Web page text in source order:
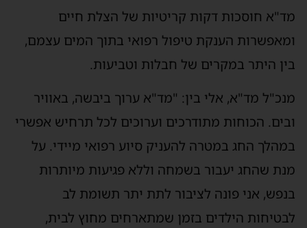
מד"א חוסכות דקות קריטיות של הצלת חיים
ומאפשרות הענקת טיפול רפואי בתוך המים עצמם,
בין היתר במקרים של חבלות וטביעות.
מנכ"ל מד"א, אלי בין: "מד"א ערוך ביבשה, באוויר
ובים. הכוחות מתודרכים וערוכים לכל תרחיש אפשרי
במהלך החג במטרה להעניק סיוע רפואי מיידי. על
מנת שהחג יעבור בשמחה וללא פגיעות מיותרות
בנפש, אני פונה לציבור לתת יתר תשומת לב
לבטיחות הילדים בזמן שמתארחים מחוץ לבית,